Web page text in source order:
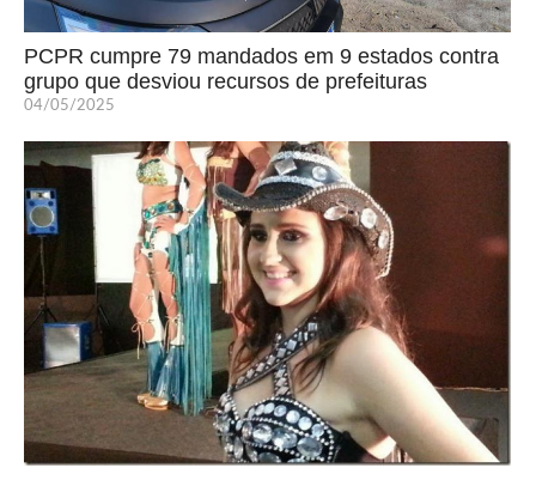
PCPR cumpre 79 mandados em 9 estados contra
grupo que desviou recursos de prefeituras
04/05/2025